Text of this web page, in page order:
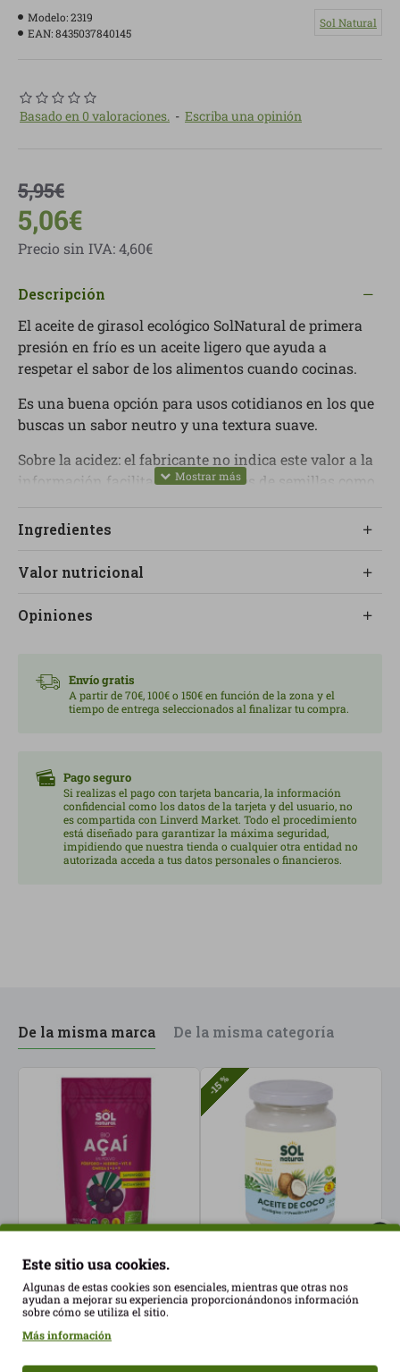
Modelo:2319
EAN:8435037840145
Sol Natural
Basado en 0 valoraciones. - Escriba una opinión
5,06€
5,95€
Precio sin IVA: 4,60€
Envío gratis
A partir de 70€, 100€ o 150€ en función de la zona y el
tiempo de entrega seleccionados al finalizar tu compra.
Pago seguro
Si realizas el pago con tarjeta bancaria, la información
confidencial como los datos de la tarjeta y del usuario, no
es compartida con Linverd Market. Todo el procedimiento
está diseñado para garantizar la máxima seguridad,
impidiendo que nuestra tienda o cualquier otra entidad no
autorizada acceda a tus datos personales o financieros.
Descripción
El aceite de girasol ecológico SolNatural de primera
presión en frío es un aceite ligero que ayuda a
respetar el sabor de los alimentos cuando cocinas.
Es una buena opción para usos cotidianos en los que
buscas un sabor neutro y una textura suave.
Sobre la acidez: el fabricante no indica este valor a la
información facilitada, y en aceites de semillas como
habitualmente como ocurre con el aceite de oliva.
técnica o la analítica al fabricante Sol Natural.
Ingredientes
Valor nutricional
Opiniones
De la misma marca De la misma categoría
Açaí en polvo 70gr Sol
Natural ECO
13,95€
-15 %
en Fred 370ml Sol
Natural ECO
Este sitio usa cookies.
Algunas de estas cookies son esenciales, mientras que otras nos
ayudan a mejorar su experiencia proporcionándonos información
sobre cómo se utiliza el sitio.
Más información